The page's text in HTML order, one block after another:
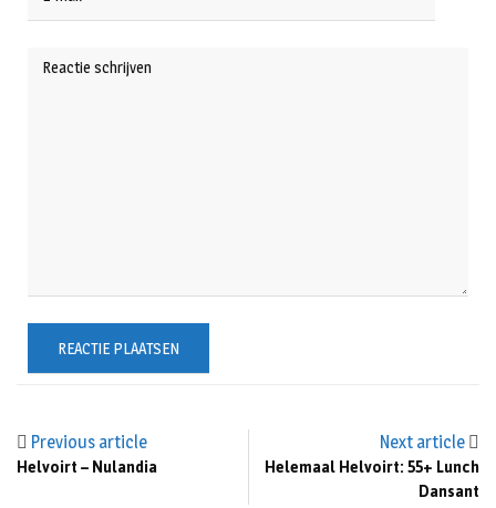
Previous article
Helvoirt – Nulandia
Next article
Helemaal Helvoirt: 55+ Lunch
Dansant